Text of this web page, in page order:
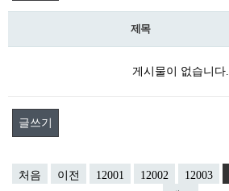
제목
게시물이 없습니다.
글쓰기
처음 이전 12001 12002 12003